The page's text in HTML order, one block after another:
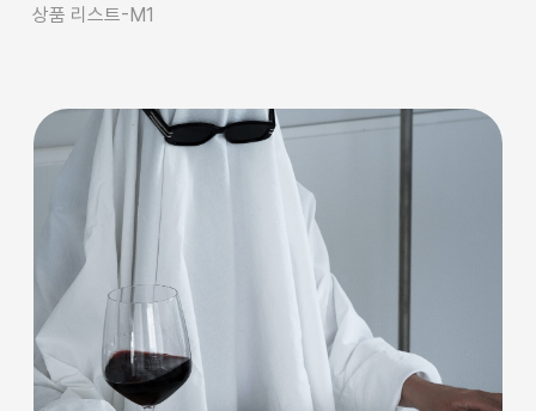
상품 리스트-M1